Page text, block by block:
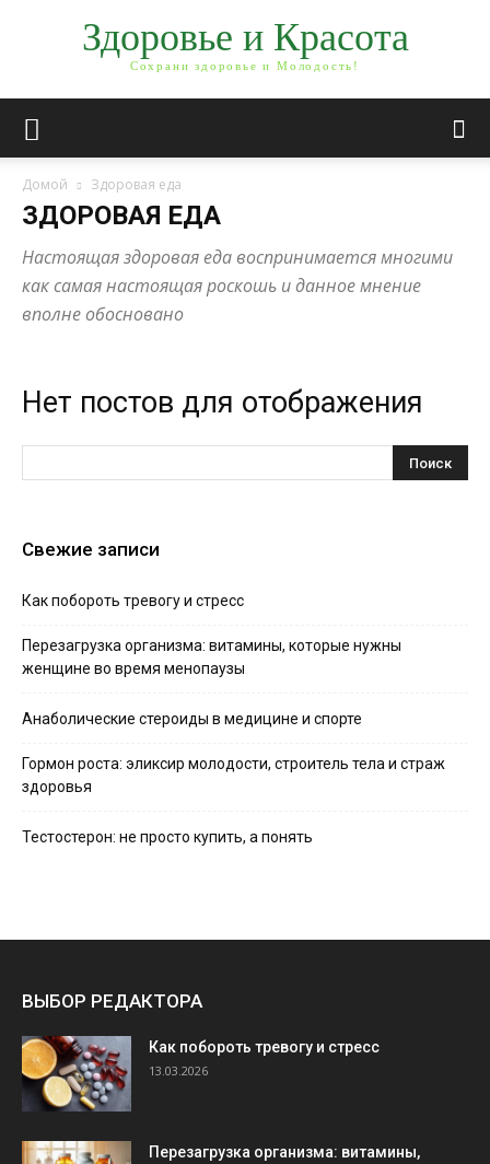
Здоровье и Красота
Сохрани здоровье и Молодость!
Домой Здоровая еда
ЗДОРОВАЯ ЕДА
Настоящая здоровая еда воспринимается многими
как самая настоящая роскошь и данное мнение
вполне обосновано
Нет постов для отображения
Свежие записи
Как побороть тревогу и стресс
Перезагрузка организма: витамины, которые нужны
женщине во время менопаузы
Анаболические стероиды в медицине и спорте
Гормон роста: эликсир молодости, строитель тела и страж
здоровья
Тестостерон: не просто купить, а понять
ВЫБОР РЕДАКТОРА
Как побороть тревогу и стресс
13.03.2026
Перезагрузка организма: витамины,